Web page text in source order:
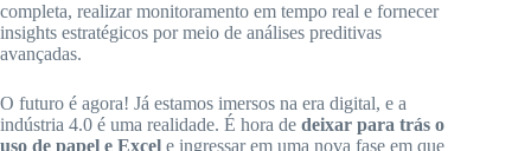
completa, realizar monitoramento em tempo real e fornecer
insights estratégicos por meio de análises preditivas
avançadas.
O futuro é agora! Já estamos imersos na era digital, e a
indústria 4.0 é uma realidade. É hora de deixar para trás o
uso de papel e Excel e ingressar em uma nova fase em que